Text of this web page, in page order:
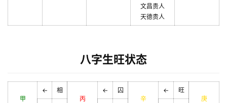
文昌贵人
天德贵人
八字生旺状态
甲
←
相
丙
←
囚
辛
←
旺
庚